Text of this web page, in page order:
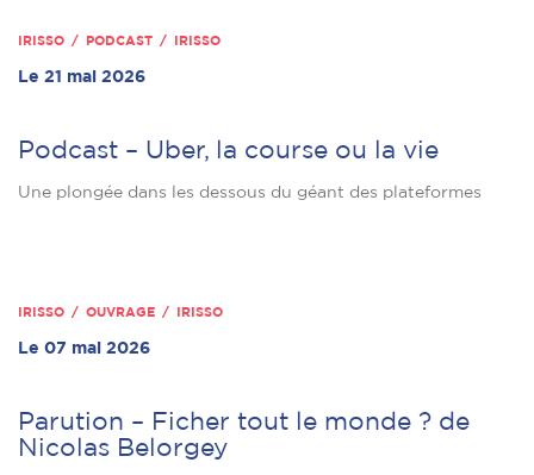
IRISSO / PODCAST / IRISSO
Le 21 mai 2026
Podcast – Uber, la course ou la vie
Une plongée dans les dessous du géant des plateformes
IRISSO / OUVRAGE / IRISSO
Le 07 mai 2026
Parution – Ficher tout le monde ? de
Nicolas Belorgey